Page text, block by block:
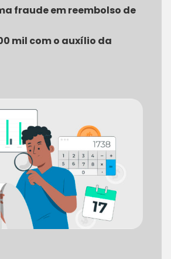
fraude em reembolso de
mil com o auxílio da